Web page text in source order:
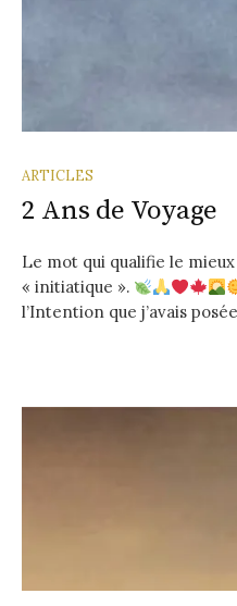
ARTICLES
2 Ans de Voyage
Le mot qui qualifie le
« initiatique ».
l’Intention que j’avais